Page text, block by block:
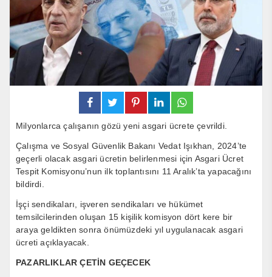
Milyonlarca çalışanın gözü yeni asgari ücrete çevrildi.
Çalışma ve Sosyal Güvenlik Bakanı Vedat Işıkhan, 2024’te
geçerli olacak asgari ücretin belirlenmesi için Asgari Ücret
Tespit Komisyonu’nun ilk toplantısını 11 Aralık’ta yapacağını
bildirdi.
İşçi sendikaları, işveren sendikaları ve hükümet
temsilcilerinden oluşan 15 kişilik komisyon dört kere bir
araya geldikten sonra önümüzdeki yıl uygulanacak asgari
ücreti açıklayacak.
PAZARLIKLAR ÇETİN GEÇECEK